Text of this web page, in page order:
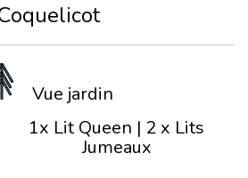
Vue jardin
1x Lit Queen | 2 x Lits
Jumeaux